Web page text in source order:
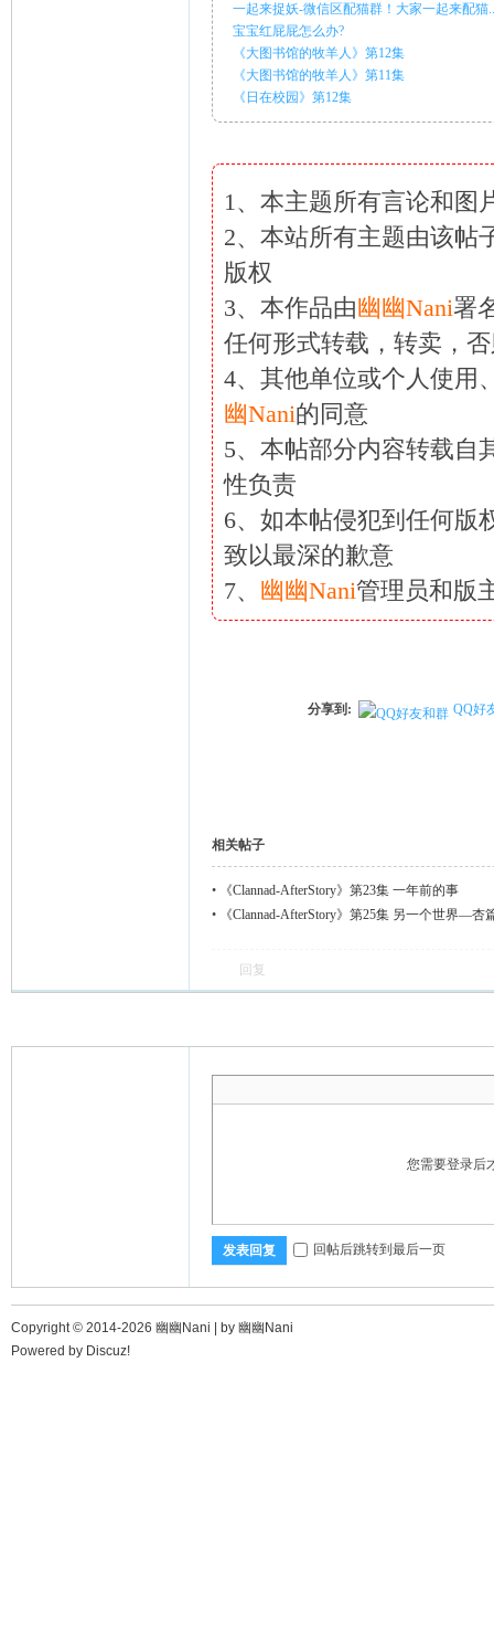
一起来捉妖-微信区配猫群！大家一起来配猫
宝宝红屁屁怎么办?
《大图书馆的牧羊人》第12集
《大图书馆的牧羊人》第11集
《日在校园》第12集
1、本主题所有言论和图
2、本站所有主题由该帖
版权
3、本作品由幽幽Nani署
任何形式转载，转卖，
4、其他单位或个人使用
幽Nani的同意
5、本帖部分内容转载自
性负责
6、如本帖侵犯到任何版
致以最深的歉意
7、 幽幽Nani管理员和版
分享到: QQ好
相关帖子
•
《Clannad-AfterStory》第23集 一年前的事
•
《Clannad-AfterStory》第25集 另一个世界—杏
回复
您需要登录后
发表回复 回帖后跳转到最后一页
Copyright © 2014-2026 幽幽Nani | by 幽幽Nani
Powered by Discuz!